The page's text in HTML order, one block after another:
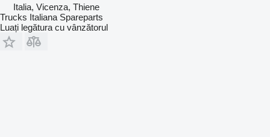
Italia, Vicenza, Thiene
Trucks Italiana Spareparts
Luați legătura cu vânzătorul